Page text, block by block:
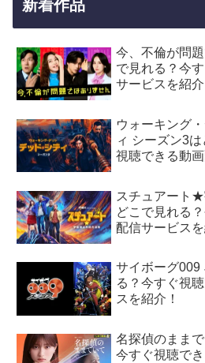
新着作品
今、不倫が問
で見れる？今
サービスを紹介
ウォーキング
ィ シーズン3
視聴できる動
スチュアート
どこで見れる
配信サービスを
サイボーグ009
る？今すぐ視
スを紹介！
名探偵のまま
今すぐ視聴で